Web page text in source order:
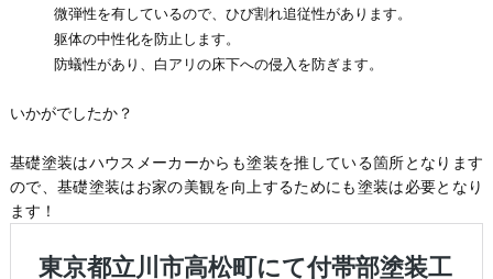
微弾性を有しているので、ひび割れ追従性があります。
躯体の中性化を防止します。
防蟻性があり、白アリの床下への侵入を防ぎます。
いかがでしたか？
基礎塗装はハウスメーカーからも塗装を推している箇所となります
ので、基礎塗装はお家の美観を向上するためにも塗装は必要となり
ます！